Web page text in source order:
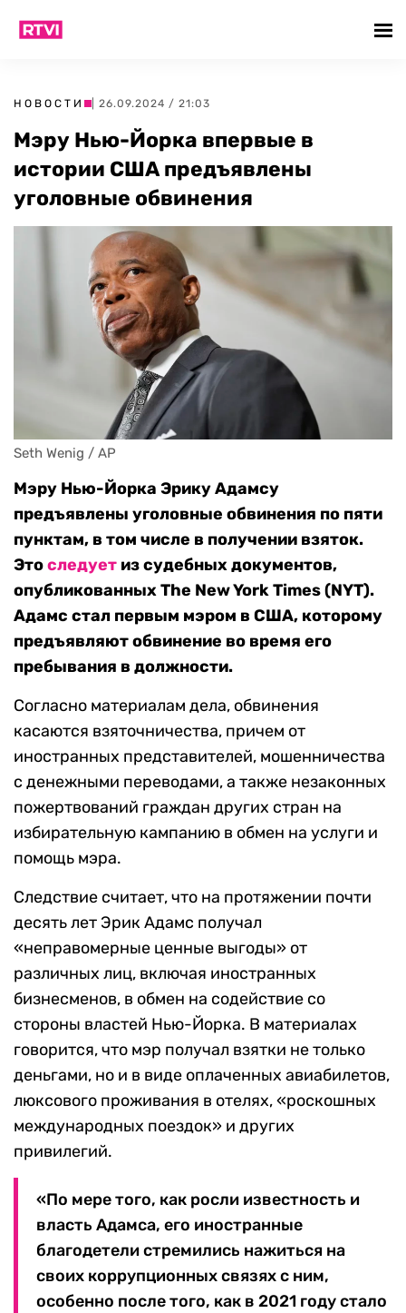
НОВОСТИ | 26.09.2024 / 21:03
Мэру Нью-Йорка впервые в
истории США предъявлены
уголовные обвинения
Seth Wenig / AP
Мэру Нью-Йорка Эрику Адамсу
предъявлены уголовные обвинения по пяти
пунктам, в том числе в получении взяток.
Этоследует из судебных документов,
опубликованных The New York Times (NYT).
Адамс стал первым мэром в США, которому
предъявляют обвинение во время его
пребывания в должности.
Согласно материалам дела, обвинения
касаются взяточничества, причем от
иностранных представителей, мошенничества
с денежными переводами, а также незаконных
пожертвований граждан других стран на
избирательную кампанию в обмен на услуги и
помощь мэра.
Следствие считает, что на протяжении почти
десять лет Эрик Адамс получал
«неправомерные ценные выгоды» от
различных лиц, включая иностранных
бизнесменов, в обмен на содействие со
стороны властей Нью-Йорка. В материалах
говорится, что мэр получал взятки не только
деньгами, но и в виде оплаченных авиабилетов,
люксового проживания в отелях, «роскошных
международных поездок» и других
привилегий.
«По мере того, как росли известность и
власть Адамса, его иностранные
благодетели стремились нажиться на
своих коррупционных связях с ним,
особенно после того, как в 2021 году стало